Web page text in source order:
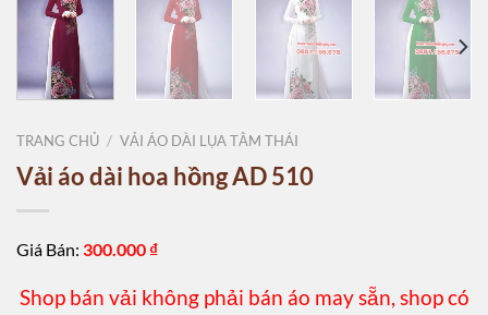
TRANG CHỦ / VẢI ÁO DÀI LỤA TẰM THÁI
Vải áo dài hoa hồng AD 510
Giá Bán: 300.000 ₫
Shop bán vải không phải bán áo may sẵn, shop có